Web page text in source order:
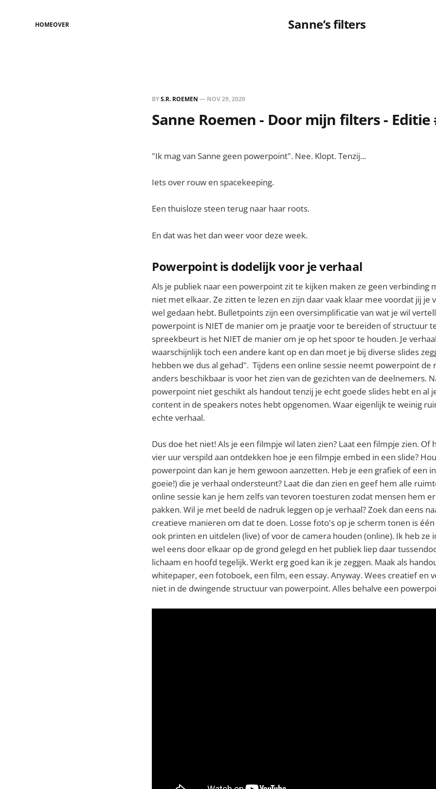
Sanne’s filters
HOMEOVER
BYS.R. ROEMEN — NOV 29, 2020
Sanne Roemen - Door mijn filters - Editie
"Ik mag van Sanne geen powerpoint". Nee. Klopt. Tenzij...
Iets over rouw en spacekeeping.
Een thuisloze steen terug naar haar roots.
En dat was het dan weer voor deze week.
Powerpoint is dodelijk voor je verhaal
Als je publiek naar een powerpoint zit te kijken maken ze geen verbinding
niet met elkaar. Ze zitten te lezen en zijn daar vaak klaar mee voordat jij je
wel gedaan hebt. Bulletpoints zijn een oversimplificatie van wat je wil
powerpoint is NIET de manier om je praatje voor te bereiden of structuur
spreekbeurt is het NIET de manier om je op het spoor te houden. Je
waarschijnlijk toch een andere kant op en dan moet je bij diverse slides
hebben we dus al gehad". Tijdens een online sessie neemt powerpoint de
anders beschikbaar is voor het zien van de gezichten van de deelnemers.
powerpoint niet geschikt als handout tenzij je echt goede slides hebt en al
content in de speakers notes hebt opgenomen. Waar eigenlijk te weinig
echte verhaal.
Dus doe het niet! Als je een filmpje wil laten zien? Laat een filmpje zien. Of
vier uur verspild aan ontdekken hoe je een filmpje embed in een slide?
powerpoint dan kan je hem gewoon aanzetten. Heb je een grafiek of een
goeie!) die je verhaal ondersteunt? Laat die dan zien en geef hem alle
online sessie kan je hem zelfs van tevoren toesturen zodat mensen hem
pakken. Wil je met beeld de nadruk leggen op je verhaal? Zoek dan eens
creatieve manieren om dat te doen. Losse foto's op je scherm tonen is één
ook printen en uitdelen (live) of voor de camera houden (online). Ik heb ze
wel eens door elkaar op de grond gelegd en het publiek liep daar
lichaam en hoofd tegelijk. Werkt erg goed kan ik je zeggen. Maak als
whitepaper, een fotoboek, een film, een essay. Anyway. Wees creatief en
niet in de dwingende structuur van powerpoint. Alles behalve een